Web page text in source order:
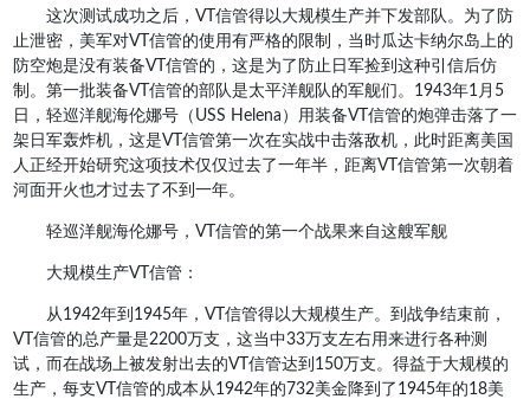
这次测试成功之后，VT信管得以大规模生产并下发部队。为了防
止泄密，美军对VT信管的使用有严格的限制，当时瓜达卡纳尔岛上的
防空炮是没有装备VT信管的，这是为了防止日军捡到这种引信后仿
制。第一批装备VT信管的部队是太平洋舰队的军舰们。1943年1月5
日，轻巡洋舰海伦娜号（USS Helena）用装备VT信管的炮弹击落了一
架日军轰炸机，这是VT信管第一次在实战中击落敌机，此时距离美国
人正经开始研究这项技术仅仅过去了一年半，距离VT信管第一次朝着
河面开火也才过去了不到一年。
轻巡洋舰海伦娜号，VT信管的第一个战果来自这艘军舰
大规模生产VT信管：
从1942年到1945年，VT信管得以大规模生产。到战争结束前，
VT信管的总产量是2200万支，这当中33万支左右用来进行各种测
试，而在战场上被发射出去的VT信管达到150万支。得益于大规模的
生产，每支VT信管的成本从1942年的732美金降到了1945年的18美